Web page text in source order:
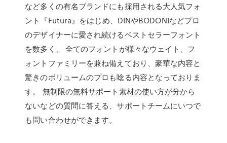
など多くの有名ブランドにも採用される大人気フォ
ント『Futura』をはじめ、DINやBODONIなどプロ
のデザイナーに愛され続けるベストセラーフォント
を数多く、 全てのフォントが様々なウェイト、フ
ォントファミリーを兼ね備えており、豪華な内容と
驚きのボリュームのプロも唸る内容となっておりま
す。 無制限の無料サポート素材の使い方が分から
ないなどの質問に答える、サポートチームにいつで
も問い合わせができます。